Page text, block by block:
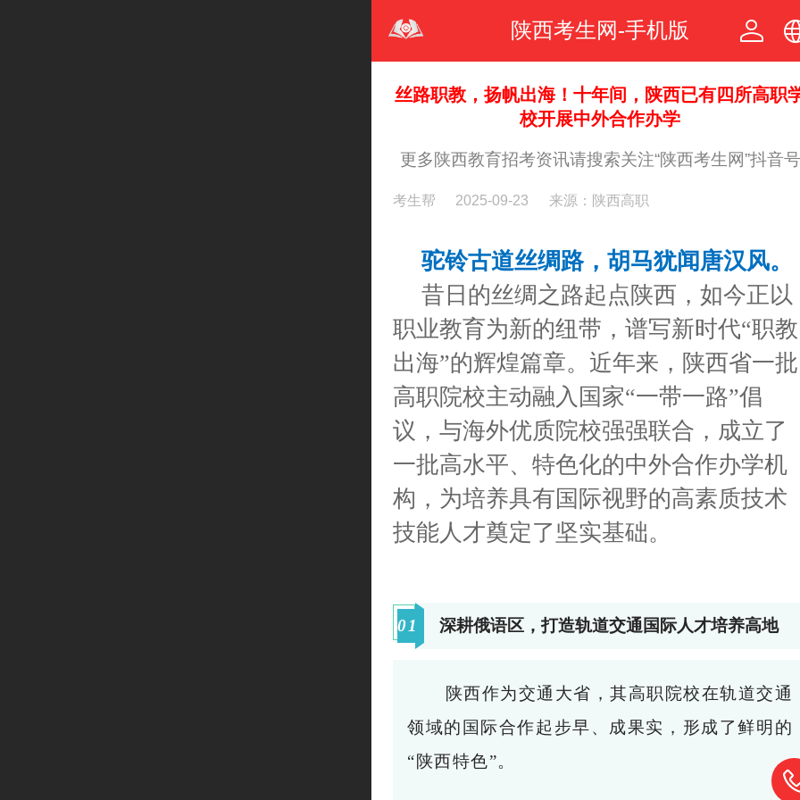
陕西考生网-手机版
中文
丝路职教，扬帆出海！十年间，陕西已有四所高职
校开展中外合作办学
更多陕西教育招考资讯请搜索关注“陕西考生网”抖音号
考生帮 2025-09-23 来源：陕西高职
驼铃古道丝绸路，胡马犹闻唐汉风。
昔日的丝绸之路起点陕西，如今正以
职业教育为新的纽带，谱写新时代“职教
出海”的辉煌篇章。近年来，陕西省一批
高职院校主动融入国家“一带一路”倡
议，与海外优质院校强强联合，成立了
一批高水平、特色化的中外合作办学机
构，为培养具有国际视野的高素质技术
技能人才奠定了坚实基础。
01 深耕俄语区，打造轨道交通国际人才培养高地
陕西作为交通大省，其高职院校在轨道交通
领域的国际合作起步早、成果实，形成了鲜明的
“陕西特色”。